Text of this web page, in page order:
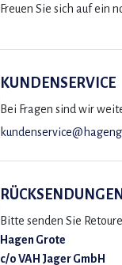
Freuen Sie sich auf ein
KUNDENSERVICE
Bei Fragen sind wir
Bitte senden Sie
Hagen Grote
c/o VAH Jager GmbH